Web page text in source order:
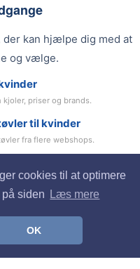
cookies til at optimere
siden
Læs mere
OK
der kan hjælpe dig med at
og vælge.
kjoler, priser og brands.
til kvinder
fra flere webshops.
prisniveauer.
til kvinder
med prisdata.